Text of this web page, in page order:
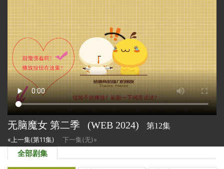
无脑魔女 第二季 (WEB 2024) 第12集
«上一集(第11集) 下一集(无)»
全部剧集